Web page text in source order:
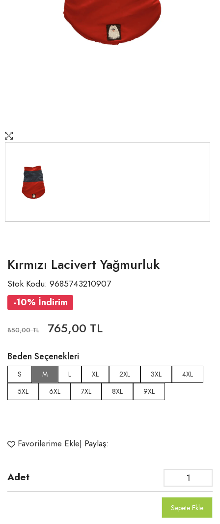
Kırmızı Lacivert Yağmurluk
Stok Kodu: 9685743210907
-10% İndirim
850,00 TL 765,00 TL
Beden Seçenekleri
S M L XL 2XL 3XL
4XL
5XL
6XL 7XL 8XL 9XL
Favorilerime Ekle| Paylaş:
Adet
Sepete Ekle